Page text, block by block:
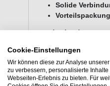
Solide
Technische
Schnurstärke:
Farbe: pink
Menge: 5 Stück
Cookie-Einstellungen
Wir können diese zur Analyse
zu verbessern, personalisierte
Webseiten-Erlebnis zu bieten. Für